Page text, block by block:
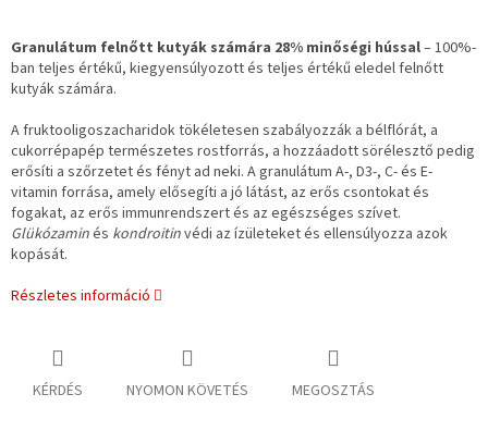
Granulátum felnőtt kutyák számára 28% minőségi hússal– 100%-
ban teljes értékű, kiegyensúlyozott és teljes értékű eledel felnőtt
kutyák számára.
A fruktooligoszacharidok tökéletesen szabályozzák a bélflórát, a
cukorrépapép természetes rostforrás, a hozzáadott sörélesztő pedig
erősíti a szőrzetet és fényt ad neki. A granulátum A-, D3-, C- és E-
vitamin forrása, amely elősegíti a jó látást, az erős csontokat és
fogakat, az erős immunrendszert és az egészséges szívet.
Glükózaminés kondroitinvédi az ízületeket és ellensúlyozza azok
kopását.
Részletes információ
KÉRDÉS NYOMON KÖVETÉS MEGOSZTÁS